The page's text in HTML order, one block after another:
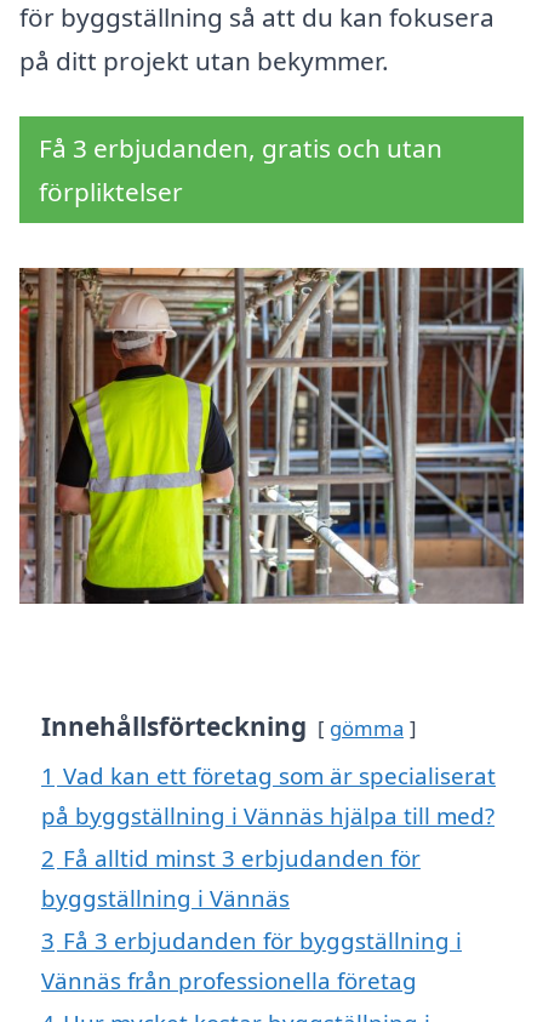
för byggställning så att du kan fokusera
på ditt projekt utan bekymmer.
Få 3 erbjudanden, gratis och utan
förpliktelser
Innehållsförteckning gömma
1 Vad kan ett företag som är specialiserat
på byggställning i Vännäs hjälpa till med?
2 Få alltid minst 3 erbjudanden för
byggställning i Vännäs
3 Få 3 erbjudanden för byggställning i
Vännäs från professionella företag